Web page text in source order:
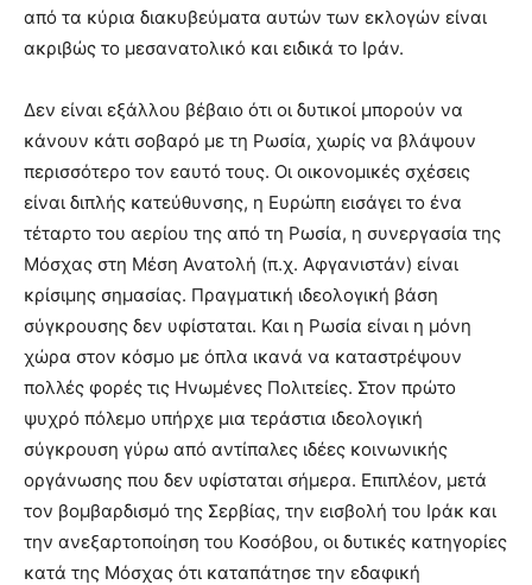
από τα κύρια διακυβεύματα αυτών των εκλογών είναι
ακριβώς το μεσανατολικό και ειδικά το Ιράν.
Δεν είναι εξάλλου βέβαιο ότι οι δυτικοί μπορούν να
κάνουν κάτι σοβαρό με τη Ρωσία, χωρίς να βλάψουν
περισσότερο τον εαυτό τους. Οι οικονομικές σχέσεις
είναι διπλής κατεύθυνσης, η Ευρώπη εισάγει το ένα
τέταρτο του αερίου της από τη Ρωσία, η συνεργασία της
Μόσχας στη Μέση Ανατολή (π.χ. Αφγανιστάν) είναι
κρίσιμης σημασίας. Πραγματική ιδεολογική βάση
σύγκρουσης δεν υφίσταται. Και η Ρωσία είναι η μόνη
χώρα στον κόσμο με όπλα ικανά να καταστρέψουν
πολλές φορές τις Ηνωμένες Πολιτείες. Στον πρώτο
ψυχρό πόλεμο υπήρχε μια τεράστια ιδεολογική
σύγκρουση γύρω από αντίπαλες ιδέες κοινωνικής
οργάνωσης που δεν υφίσταται σήμερα. Επιπλέον, μετά
τον βομβαρδισμό της Σερβίας, την εισβολή του Ιράκ και
την ανεξαρτοποίηση του Κοσόβου, οι δυτικές κατηγορίες
κατά της Μόσχας ότι καταπάτησε την εδαφική